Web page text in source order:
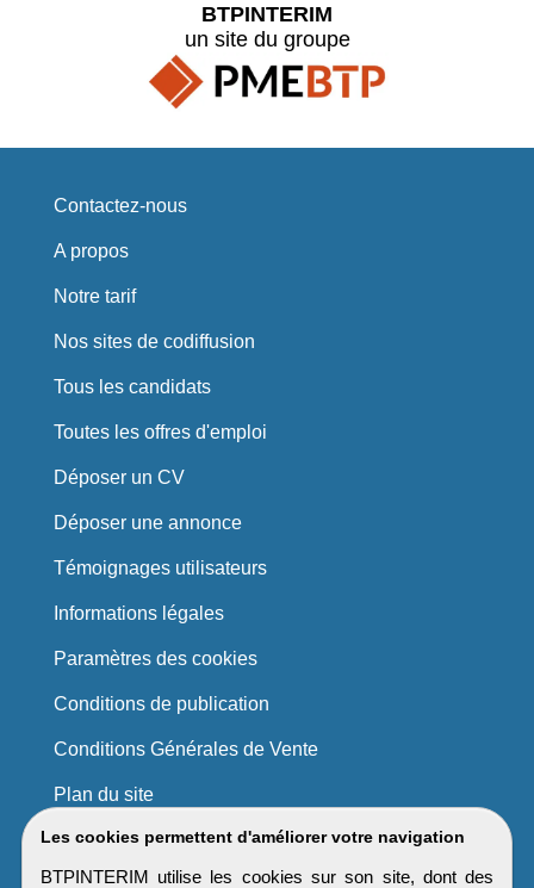
Les cookies permettent d'améliorer votre navigation
BTPINTERIM utilise les cookies sur son site, dont des
BTPINTERIM
un site du groupe
Contactez-nous
A propos
Notre tarif
Nos sites de codiffusion
Tous les candidats
Toutes les offres d'emploi
Déposer un CV
Déposer une annonce
Témoignages utilisateurs
Informations légales
Paramètres des cookies
Conditions de publication
Conditions Générales de Vente
Plan du site